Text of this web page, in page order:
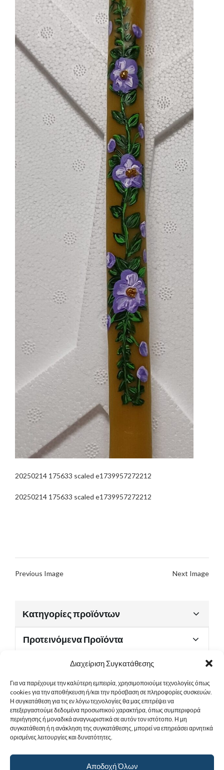
Διαχείριση Συγκατάθεσης
Για να παρέχουμε την καλύτερη εμπειρία, χρησιμοποιούμε τεχνολογίες όπως
cookies για την αποθήκευση ή/και την πρόσβαση σε πληροφορίες συσκευών.
Η συγκατάθεση για τις εν λόγω τεχνολογίες θα μας επιτρέψει να
επεξεργαστούμε δεδομένα προσωπικού χαρακτήρα, όπως συμπεριφορά
περιήγησης ή μοναδικά αναγνωριστικά σε αυτόν τον ιστότοπο. Η μη
συγκατάθεση ή η ανάκληση της συγκατάθεσης, μπορεί να επηρεάσει αρνητικά
ορισμένες λειτουργίες και δυνατότητες.
Αποδοχή Όλων
20250214 175633 scaled e1739957272212
20250214 175633 scaled e1739957272212
Previous Image Next Image
Κατηγορίες προϊόντων
Προτεινόμενα Προϊόντα
Χρήσιμα Έγγραφα
Sitemap
Στοιχεία Επικοινωνίας